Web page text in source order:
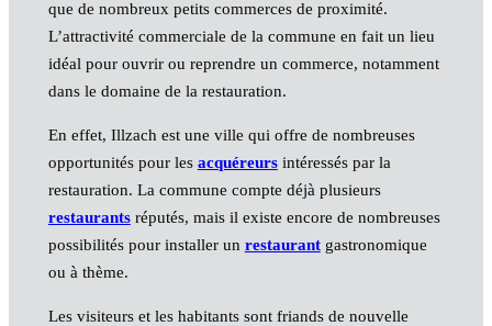
que de nombreux petits commerces de proximité.
L’attractivité commerciale de la commune en fait un lieu
idéal pour ouvrir ou reprendre un commerce, notamment
dans le domaine de la restauration.
En effet, Illzach est une ville qui offre de nombreuses
opportunités pour les acquéreursintéressés par la
restauration. La commune compte déjà plusieurs
restaurantsréputés, mais il existe encore de nombreuses
possibilités pour installer un restaurantgastronomique
ou à thème.
Les visiteurs et les habitants sont friands de nouvelle